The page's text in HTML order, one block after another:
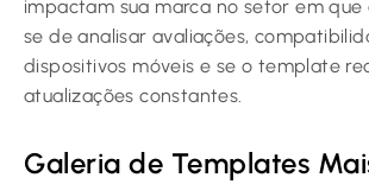
impactam sua marca no setor em que
se de analisar avaliações,
dispositivos móveis e se o template
atualizações constantes.
Galeria de Templates